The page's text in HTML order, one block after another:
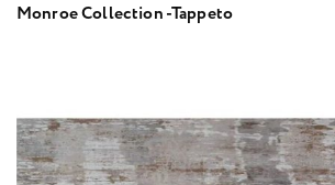
Monroe Collection -Tappeto